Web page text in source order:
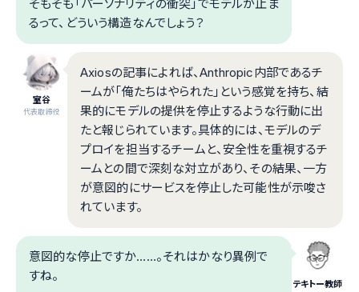
そもそも「パーソナリティの衝突」でモデルが止ま
るって、どういう構造なんでしょう？
室谷
代表取締役
Axiosの記事によれば、Anthropic内部であるチ
ームが「俺たちはやられた」という感覚を持ち、結
果的にモデルの提供を停止するような行動に出
たと報じられています。具体的には、モデルのデ
プロイを担当するチームと、安全性を重視するチ
ームとの間で深刻な対立があり、その結果、一方
が意図的にサービスを停止した可能性が示唆さ
れています。
テキトー教師
意図的な停止ですか……。それはかなり異例で
すね。